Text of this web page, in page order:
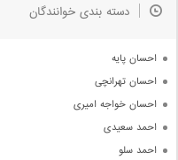
جدیدترین ها
دسته بندی خوانندگان
احسان پایه
احسان تهرانچی
احسان خواجه امیری
احمد سعیدی
احمد سلو